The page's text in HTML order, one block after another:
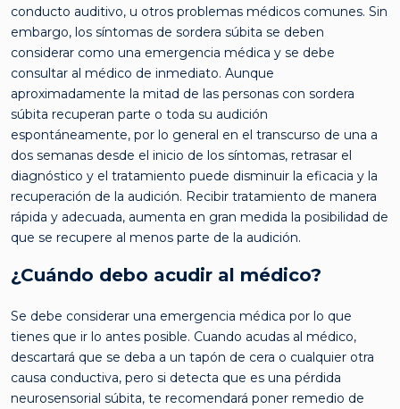
conducto auditivo, u otros problemas médicos comunes. Sin
embargo, los síntomas de sordera súbita se deben
considerar como una emergencia médica y se debe
consultar al médico de inmediato. Aunque
aproximadamente la mitad de las personas con sordera
súbita recuperan parte o toda su audición
espontáneamente, por lo general en el transcurso de una a
dos semanas desde el inicio de los síntomas, retrasar el
diagnóstico y el tratamiento puede disminuir la eficacia y la
recuperación de la audición. Recibir tratamiento de manera
rápida y adecuada, aumenta en gran medida la posibilidad de
que se recupere al menos parte de la audición.
¿Cuándo debo acudir al médico?
Se debe considerar una emergencia médica por lo que
tienes que ir lo antes posible. Cuando acudas al médico,
descartará que se deba a un tapón de cera o cualquier otra
causa conductiva, pero si detecta que es una pérdida
neurosensorial súbita, te recomendará poner remedio de